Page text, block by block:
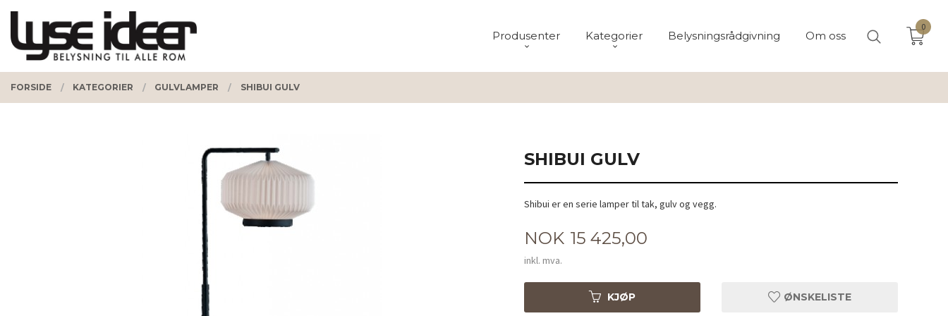
Gå
innholdet
PRODUKTER
Produsenter Kategorier Belysningsrådgivning Om oss
0
FORSIDE KATEGORIER GULVLAMPER SHIBUI GULV
SHIBUI GULV
Shibui er en serie lamper til tak, gulv og vegg.
Pris
NOK 15 425,00
inkl. mva.
KJØP ØNSKELISTE